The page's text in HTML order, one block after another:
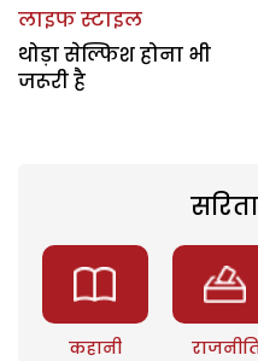
लाइफ स्टाइल
थोड़ा सेल्फिश होना भी
जरूरी है
कहानी